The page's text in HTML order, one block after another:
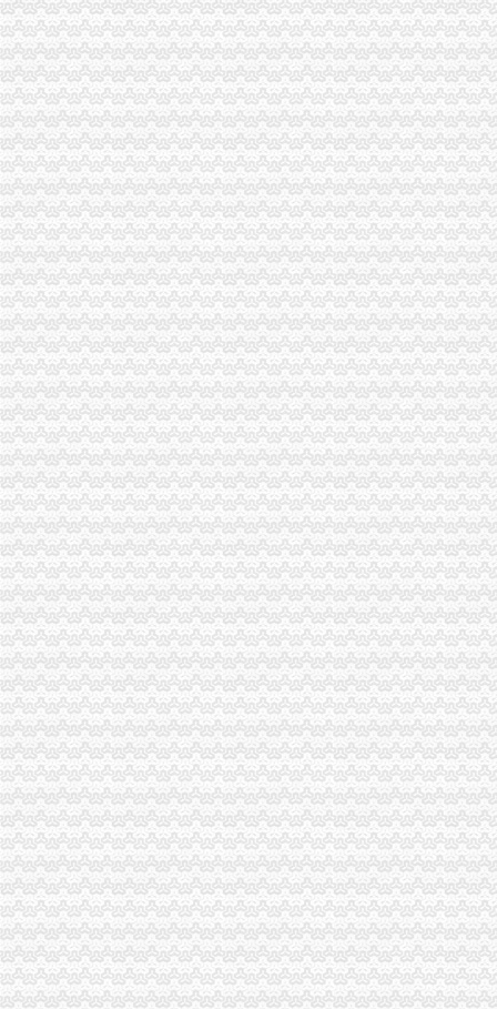
茶园新区50名企大型招聘会,即将登陆南岸_南译吧_百度贴吧
经开区财务公司
新疆家“互联网+银联缴税”在经开区（头区）试点成功-昌吉回族自
16个项目落户东盟经开区-财经新闻_每日财经报道_财经频道-海外网
东盟经开区财政局贯彻落实中小学校新财务会计制度_中国南宁
娄底经开区地税局化财务管理成效显著_娄底新闻网
成都届汽车科技金融发展论坛在经开区举行-财经-四川新闻网财经频
长生桥财务公司
【重庆南岸长生桥财务/审计/税务招聘网|2018年重庆南岸长生桥财务/审
重庆长生桥何老师重庆学造价建筑工程计量_志趣网
重庆长生桥附近出纳招聘|重庆长生桥附近出纳职位信息汇总|重庆出纳
【重庆长生桥税务顾问代理代办公司|财务顾问|税务咨询】-重庆赶集网
【重庆南岸长生桥保险精算师招聘网|2018年重庆南岸长生桥保险精算
南坪财务公司
周日前往南坪,一大波就业机会在靠近-上游新闻
重庆市迪马实业股份有限公司第五届董事会第二十五次会议决议公告_
重庆市南坪子石=凯洋玉冠=工程可研报告（房地产开发立项投资建
湖南常德市城投龙马建设公司南坪污水提升泵站设备采购招标公告-污
会计_金华圆通速递有限公司招聘信息-金华58同城
南岸区财务公司流程
【贵金属投资公司黄页】_环球贸易网
南岸区正舸口腔
南岸区正舸口腔
股权众筹助力“大众创业、万众创新”_众创空间_论坛_天涯社区
中国铁塔公司,一大波招聘正在靠近中！-通信人才网
重庆财务公司
卡恩提供专业的建造师挂靠_重庆卡恩财务咨询有限公司-供应信息-钱眼
【重庆宝龙长润置业发展有限公司招聘商业公司财务经理（重庆合川）
重庆铭美会计咨询有限公司【官网】,,重庆代账,会
重庆财务主管招聘_东方鑫源控股有限公司-金融英才网
重庆能投财务公司开展“两个责任”工作约谈_第1页-七一网
南岸区财务公司
渝开发：2017年半年度报告_渝开发（000514）股吧_东方财富网股吧
重庆市财务主管招聘-108个职位|Jooble
我院获得南岸区2016年度软件和信息服务业先进企业以及南岸区2016
南岸区土壤污染理与修复规划编制项目采购公告-南岸区环保局
重庆市南岸区工伤生育保险中心
南滨路
【重庆南岸南滨路房价】重庆南岸南滨路房价走势2018_重庆南岸南滨
南滨路房价网,2018南滨路房价走势图,重庆南岸南滨路二手房价格-
有关重庆南滨路的知识_搜问问
重庆市南滨路_南滨路
重庆南滨路攻略,重庆南滨路门票_地址,重庆南滨路游览攻略-马蜂窝